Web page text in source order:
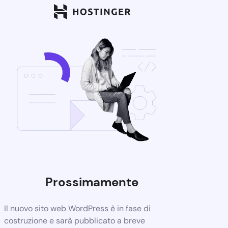
Prossimamente
Il nuovo sito web WordPress è in fase di
costruzione e sarà pubblicato a breve